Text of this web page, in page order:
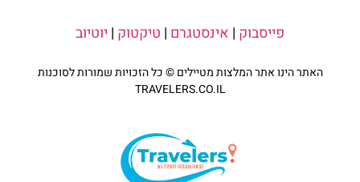
פייסבוק | אינסטגרם | טיקטוק | יוטיוב
האתר הינו אתר המלצות מטיילים © כל הזכויות שמורות לסוכנות
TRAVELERS.CO.IL